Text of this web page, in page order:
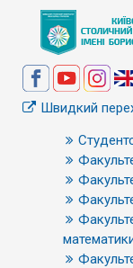
Швидкий